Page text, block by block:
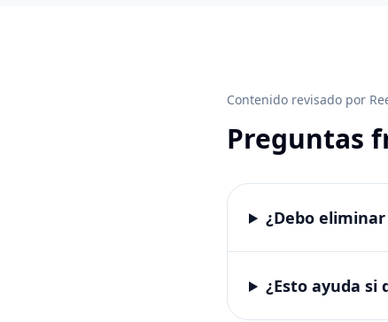
Contenido revisado por
Preguntas
¿Debo
¿Esto ayuda si